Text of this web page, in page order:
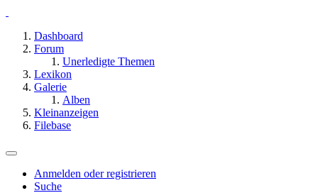
Dashboard
Forum
Unerledigte Themen
Lexikon
Galerie
Alben
Kleinanzeigen
Filebase
Anmelden oder registrieren
Suche